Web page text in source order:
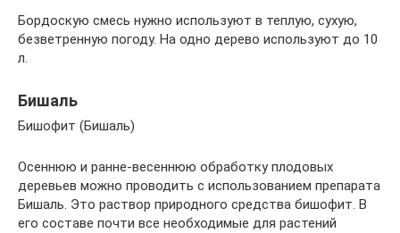
Бордоскую смесь нужно используют в теплую, сухую,
безветренную погоду. На одно дерево используют до 10
л.
Бишаль
Бишофит (Бишаль)
Осеннюю и ранне-весеннюю обработку плодовых
деревьев можно проводить с использованием препарата
Бишаль. Это раствор природного средства бишофит. В
его составе почти все необходимые для растений